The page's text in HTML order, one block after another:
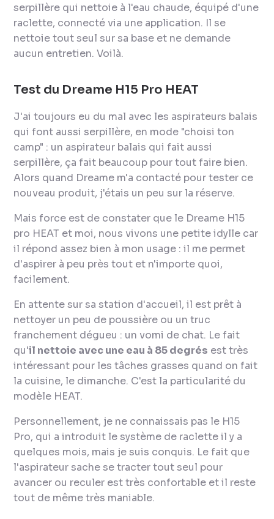
serpillère qui nettoie à l'eau chaude, équipé d'une
raclette, connecté via une application. Il se
nettoie tout seul sur sa base et ne demande
aucun entretien. Voilà.
Test du Dreame H15 Pro HEAT
J'ai toujours eu du mal avec les aspirateurs balais
qui font aussi serpillère, en mode "choisi ton
camp" : un aspirateur balais qui fait aussi
serpillère, ça fait beaucoup pour tout faire bien.
Alors quand Dreame m'a contacté pour tester ce
nouveau produit, j'étais un peu sur la réserve.
Mais force est de constater que le Dreame H15
pro HEAT et moi, nous vivons une petite idylle car
il répond assez bien à mon usage : il me permet
d'aspirer à peu près tout et n'importe quoi,
facilement.
En attente sur sa station d'accueil, il est prêt à
nettoyer un peu de poussière ou un truc
franchement dégueu : un vomi de chat. Le fait
qu'il nettoie avec une eau à 85 degrés est très
intéressant pour les tâches grasses quand on fait
la cuisine, le dimanche. C'est la particularité du
modèle HEAT.
Personnellement, je ne connaissais pas le H15
Pro, qui a introduit le système de raclette il y a
quelques mois, mais je suis conquis. Le fait que
l'aspirateur sache se tracter tout seul pour
avancer ou reculer est très confortable et il reste
tout de même très maniable.